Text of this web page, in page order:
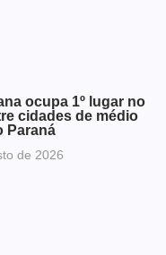
ocupa 1º lugar no
cidades de médio
Paraná
de 2026